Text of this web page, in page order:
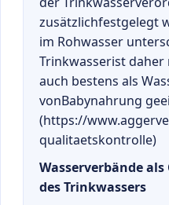
zusätzlichfestgelegt
im Rohwasser
Trinkwasserist
auch bestens als
vonBabynahrung
(https://
qualitaetskontrolle)
Wasserverbände
des Trinkwassers